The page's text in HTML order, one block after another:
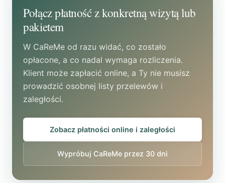
opieki.
warto skonsultować z prawnikiem.
Połącz płatność z konkretną wizytą lub
pakietem
W CaReMe od razu widać, co zostało
opłacone, a co nadal wymaga rozliczenia.
Klient może zapłacić online, a Ty nie musisz
prowadzić osobnej listy przelewów i
zaległości.
Zobacz płatności online i zaległości
Wypróbuj CaReMe przez 30 dni